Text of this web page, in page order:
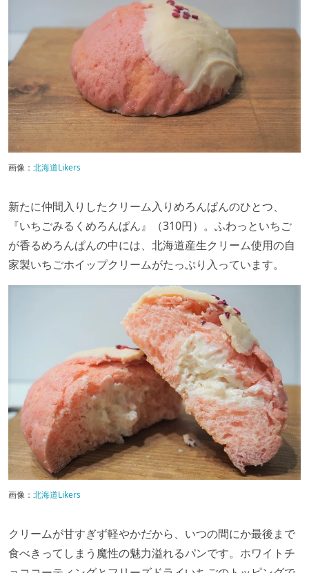
画像： 北海道Likers
新たに仲間入りしたクリーム入りめろんぱんのひとつ、
『いちごみるくめろんぱん』（310円）。ふわっといちご
が香るめろんぱんの中には、北海道産生クリーム使用の自
家製いちごホイップクリームがたっぷり入っています。
画像： 北海道Likers
クリームが甘すぎず軽やかだから、いつの間にか最後まで
食べきってしまう魔性の魅力溢れるパンです。ホワイトチ